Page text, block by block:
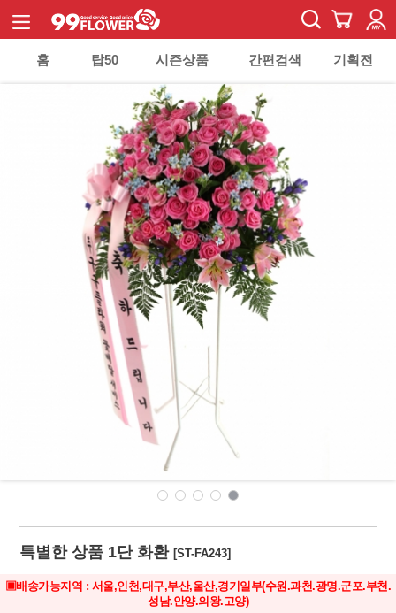
홈 탑50 시즌상품 간편검색 기획전
특별한 상품 1단 화환[ST-FA243]
▣배송가능지역 : 서울,인천,대구,부산,울산,경기일부(수원.과천.광명.군포.부천.
성남.안양.의왕.고양)